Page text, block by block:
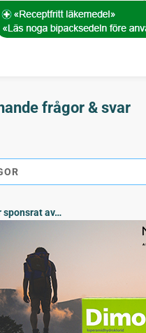
frågor & svar
sponsrat av…